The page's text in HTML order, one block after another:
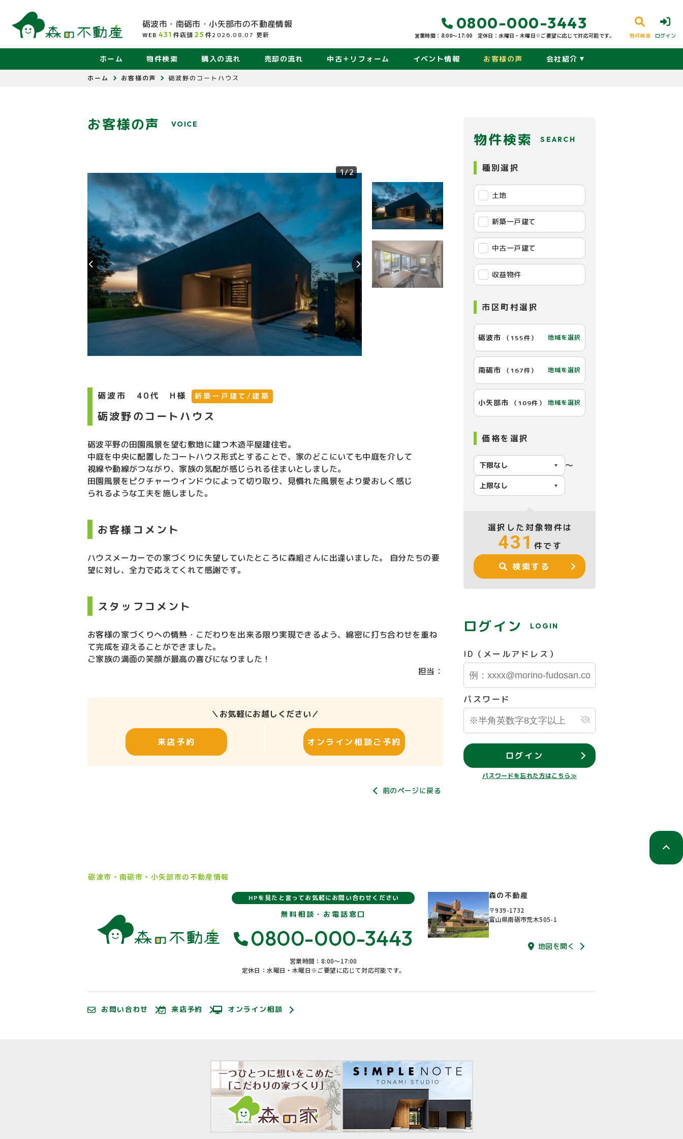
砺波市・南砺市・小矢部市の不動産情報
WEB 431 件店頭 25件2026.08.07 更新
0800-000-3443
営業時間：8:00〜17:00 定休日：水曜日・木曜日※ご要望に応じて対応可能です。 物件検索 ログイン
ホーム 物件検索 購入の流れ 売却の流れ 中古＋リフォーム イベント情報 お客様の声 会社紹介
ホーム お客様の声 砺波野のコートハウス
お客様の声 VOICE
1/2
砺波市 40代 H様 新築一戸建て/建築
砺波野のコートハウス
砺波平野の田園風景を望む敷地に建つ木造平屋建住宅。
中庭を中央に配置したコートハウス形式とすることで、家のどこにいても中庭を介して
視線や動線がつながり、家族の気配が感じられる住まいとしました。
田園風景をピクチャーウインドウによって切り取り、見慣れた風景をより愛おしく感じ
られるような工夫を施しました。
お客様コメント
ハウスメーカーでの家づくりに失望していたところに森組さんに出逢いました。 自分たちの要
望に対し、全力で応えてくれて感謝です。
スタッフコメント
お客様の家づくりへの情熱・こだわりを出来る限り実現できるよう、綿密に打ち合わせを重ね
て完成を迎えることができました。
ご家族の満面の笑顔が最高の喜びになりました！
担当：
＼お気軽にお越しください／
来店予約 オンライン相談ご予約
前のページに戻る
物件検索 SEARCH
種別選択
土地
新築一戸建て
中古一戸建て
収益物件
市区町村選択
砺波市 （ 155件） 地域を選択
南砺市 （ 167件） 地域を選択
小矢部市 （ 109件 ） 地域を選択
価格を選択
〜
選択した対象物件は
431 件です
検索する
ログイン LOGIN
ID（メールアドレス）
パスワード
ログイン
パスワードを忘れた方はこちら≫
砺波市・南砺市・小矢部市の不動産情報
HPを見たと言ってお気軽にお問い合わせください
無料相談・お電話窓口
0800-000-3443
営業時間：8:00〜17:00
定休日：水曜日・木曜日※ご要望に応じて対応可能です。
森の不動産
〒939-1732
富山県南砺市荒木505-1
地図を開く
お問い合わせ 来店予約 オンライン相談